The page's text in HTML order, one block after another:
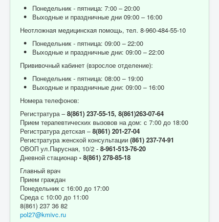
Понедельник - пятница: 7:00 – 20:00
Выходные и праздничные дни 09:00 – 16:00
Неотложная медицинская помощь, тел. 8-960-484-55-10
Понедельник - пятница: 09:00 – 22:00
Выходные и праздничные дни: 09:00 – 22:00
Прививочный кабинет (взрослое отделение):
Понедельник - пятница: 08:00 – 19:00
Выходные и праздничные дни: 09:00 – 16:00
Номера телефонов:
Регистратура –8(861) 237-55-15, 8(861)263-07-64
Прием терапевтических вызовов на дом: с 7:00 до 18:00
Регистратура детская –8(861) 201-27-04
Регистратура женской консультации (861) 237-74-91
ОВОП ул.Парусная, 10/2 - 8-961-513-76-20
Дневной стационар - 8(861) 278-85-18
Главный врач
Прием граждан
Понедельник с 16:00 до 17:00
Среда с 10:00 до 11:00
8(861) 237 36 82
pol27@kmivc.ru